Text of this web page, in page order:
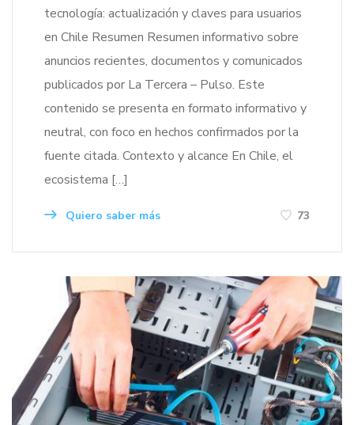
tecnología: actualización y claves para usuarios
en Chile Resumen Resumen informativo sobre
anuncios recientes, documentos y comunicados
publicados por La Tercera – Pulso. Este
contenido se presenta en formato informativo y
neutral, con foco en hechos confirmados por la
fuente citada. Contexto y alcance En Chile, el
ecosistema […]
Quiero saber más 73